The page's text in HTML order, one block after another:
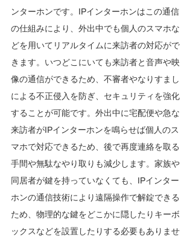
ンターホンです。IPインターホンはこの通信
の仕組みにより、外出中でも個人のスマホな
どを用いてリアルタイムに来訪者の対応がで
きます。いつどこにいても来訪者と音声や映
像の通信ができるため、不審者やなりすまし
による不正侵入を防ぎ、セキュリティを強化
することが可能です。外出中に宅配便や急な
来訪者がIPインターホンを鳴らせば個人のス
マホで対応できるため、後で再度連絡を取る
手間や無駄なやり取りも減少します。家族や
同居者が鍵を持っていなくても、IPインター
ホンの通信技術により遠隔操作で解錠できる
ため、物理的な鍵をどこかに隠したりキーボ
ックスなどを設置したりする必要もありませ